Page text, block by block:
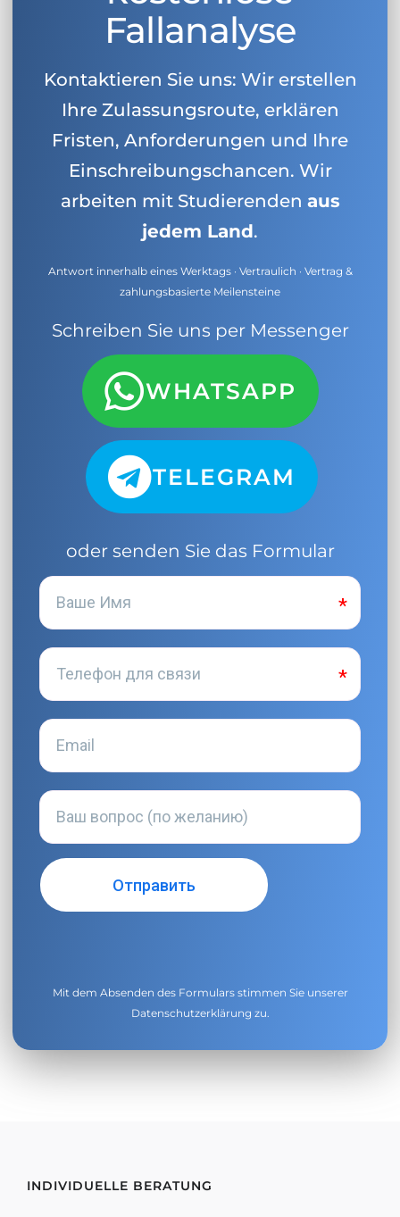
Fallanalyse
Kontaktieren Sie uns: Wir erstellen
Ihre Zulassungsroute, erklären
Fristen, Anforderungen und Ihre
Einschreibungschancen. Wir
arbeiten mit Studierenden aus
jedem Land.
Antwort innerhalb eines Werktags · Vertraulich · Vertrag &
zahlungsbasierte Meilensteine
Schreiben Sie uns per Messenger
WHATSAPP
TELEGRAM
oder senden Sie das Formular
Mit dem Absenden des Formulars stimmen Sie unserer
Datenschutzerklärung zu.
INDIVIDUELLE BERATUNG